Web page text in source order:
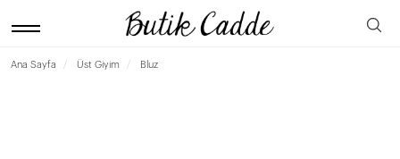
Ana Sayfa Üst Giyim Bluz